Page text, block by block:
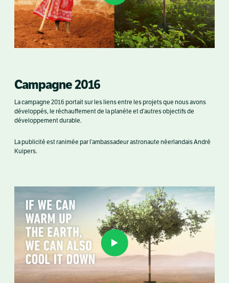
Campagne 2016
La campagne 2016 portait sur les liens entre les projets que nous avons
développés, le réchauffement de la planète et d’autres objectifs de
développement durable.
La publicité est ranimée par l’ambassadeur astronaute néerlandais André
Kuipers.